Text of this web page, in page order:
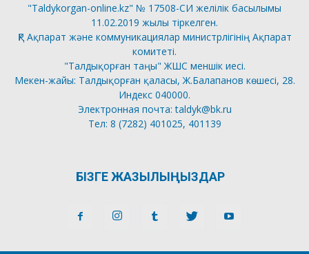
"Taldykorgan-online.kz" № 17508-СИ желілік басылымы
11.02.2019 жылы тіркелген.
ҚР Ақпарат және коммуникациялар министрлігінің Ақпарат
комитеті.
"Талдықорған таңы" ЖШС меншік иесі.
Мекен-жайы: Талдықорған қаласы, Ж.Балапанов көшесі, 28.
Индекс 040000.
Электронная почта: taldyk@bk.ru
Тел: 8 (7282) 401025, 401139
БІЗГЕ ЖАЗЫЛЫҢЫЗДАР